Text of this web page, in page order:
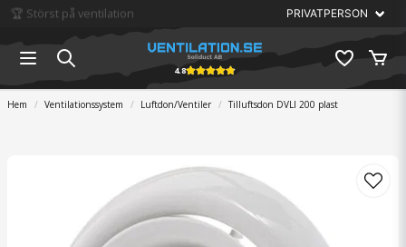
🏆 Störst på ventilation
4.8
Hem Ventilationssystem Luftdon/Ventiler Tilluftsdon DVLI 200 plast